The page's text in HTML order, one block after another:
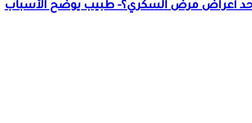
أعراض مرض السكري؟- طبيب يوضح الأسباب